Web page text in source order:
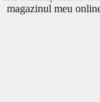
magazinul meu